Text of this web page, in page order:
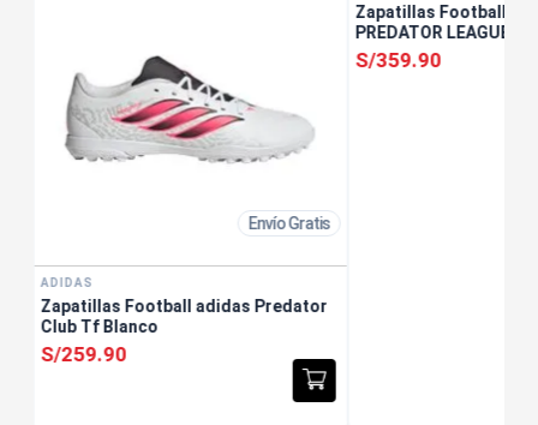
Envío Gratis
ADIDAS
Zapatillas Football adidas Predator
Club Tf Blanco
S/259.90
Zapatillas Football
PREDATOR LEAGUE
S/359.90